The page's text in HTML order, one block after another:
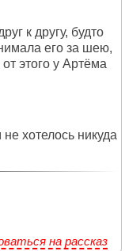
к другу, будто
его за шею,
этого у Артёма
хотелось никуда
на рассказ